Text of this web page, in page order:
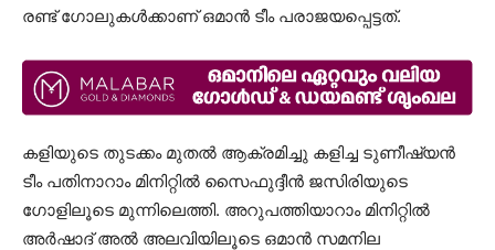
രണ്ട് ഗോലുകൾക്കാണ് ഒമാൻ ടീം പരാജയപ്പെട്ടത്.
കളിയുടെ തുടക്കം മുതൽ ആക്രമിച്ചു കളിച്ച ടുണീഷ്യൻ
ടീം പതിനാറാം മിനിറ്റിൽ സൈഫുദ്ദീന്‍ ജസിരിയുടെ
ഗോളിലൂടെ മുന്നിലെത്തി. അറുപത്തിയാറാം മിനിറ്റിൽ
അർഷാദ് അൽ അലവിയിലൂടെ ഒമാൻ സമനില